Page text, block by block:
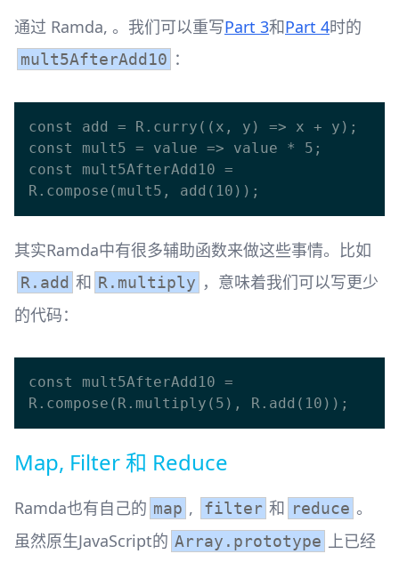
通过 Ramda, 。我们可以重写Part 3和Part 4时的
mult5AfterAdd10 ：
const add = R.curry((x, y) => x + y);
const mult5 = value => value * 5;
const mult5AfterAdd10 =
其实Ramda中有很多辅助函数来做这些事情。比如
R.add 和 R.multiply ，意味着我们可以写更少
的代码：
const mult5AfterAdd10 =
Map, Filter 和 Reduce
Ramda也有自己的 map , filter 和 reduce 。
虽然原生JavaScript的 Array.prototype 上已经